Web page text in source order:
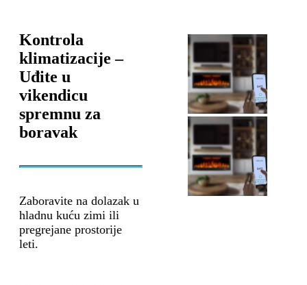
Kontrola
klimatizacije –
Uđite u
vikendicu
spremnu za
boravak
Zaboravite na dolazak u
hladnu kuću zimi ili
pregrejane prostorije
leti.